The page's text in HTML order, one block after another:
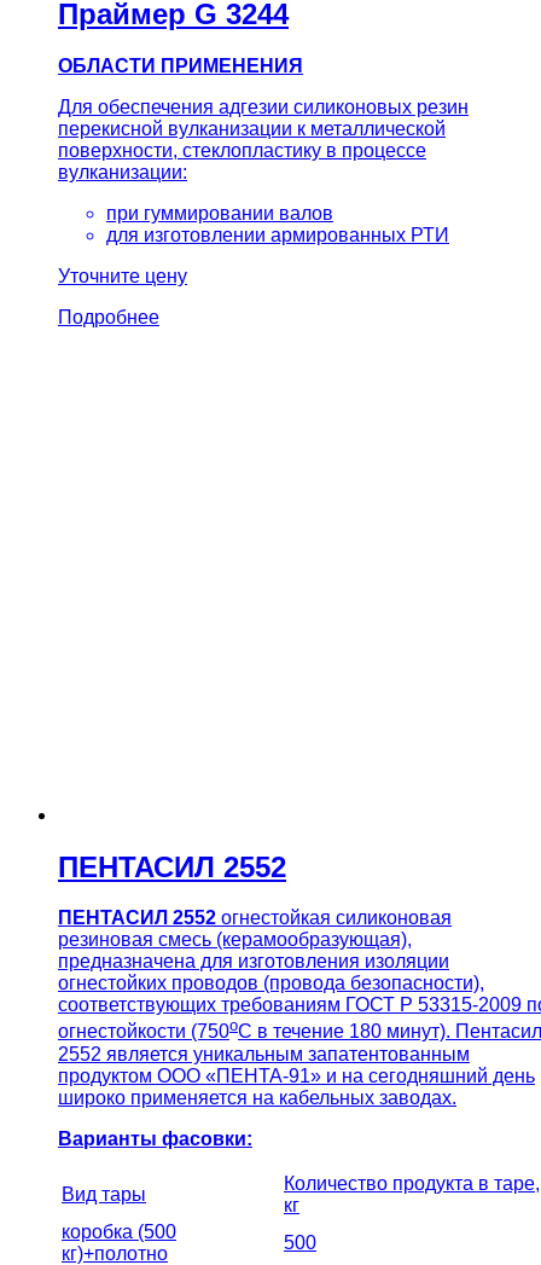
Праймер G 3244
ОБЛАСТИ ПРИМЕНЕНИЯ
Для обеспечения адгезии силиконовых резин
перекисной вулканизации к металлической
поверхности, стеклопластику в процессе
вулканизации:
при гуммировании валов
для изготовлении армированных РТИ
Уточните цену
Подробнее
ПЕНТАСИЛ 2552
ПЕНТАСИЛ 2552 огнестойкая силиконовая
резиновая смесь (керамообразующая),
предназначена для изготовления изоляции
огнестойких проводов (провода безопасности),
соответствующих требованиям ГОСТ Р 53315-2009
огнестойкости (750оС в течение 180 минут). Пентасил
2552 является уникальным запатентованным
продуктом ООО «ПЕНТА-91» и на сегодняшний день
широко применяется на кабельных заводах.
Варианты фасовки:
Вид тары
Количество продукта в таре,
кг
коробка (500
кг)+полотно
500